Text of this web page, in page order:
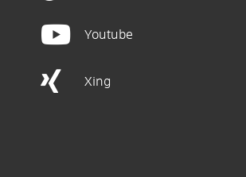
Youtube
Xing